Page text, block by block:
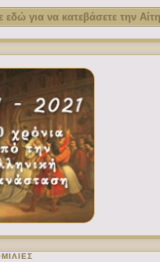
εδώ για να κατεβάσετε την